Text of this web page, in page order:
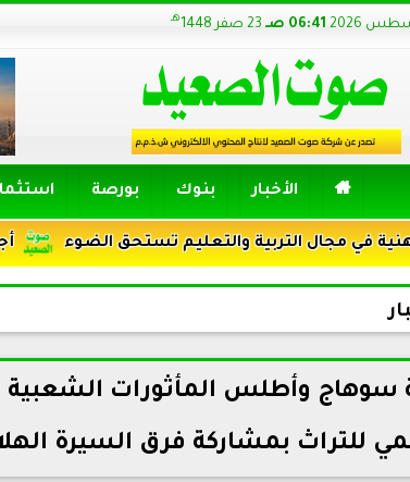
06:41 صـ هـ
 الأخبار بنوك بورصة
أجمل التهاني والتعليم تستحق الضوء
سوهاج وأطلس المأثورات الشعبية فى
للتراث بمشاركة فرق السيرة